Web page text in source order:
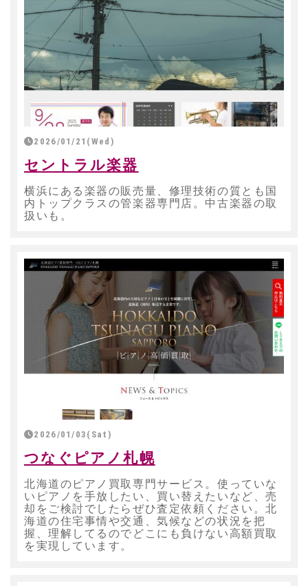
2026/01/21(Wed)
セントラル楽器
横浜にある楽器の販売量、修理技術の質とも国
内トップクラスの管楽器専門店。中古楽器の取
扱いも。
2026/01/03(Sat)
つなぐピアノ札幌
北海道のピアノ買取専門サービス。使っていな
いピアノを手放したい、買い替えたいなど、売
却をご検討でしたらぜひ査定依頼ください。北
海道の住宅事情や交通、気候などの状況を把
握、理解してるのでどこにも負けない高額買取
を実現しています。